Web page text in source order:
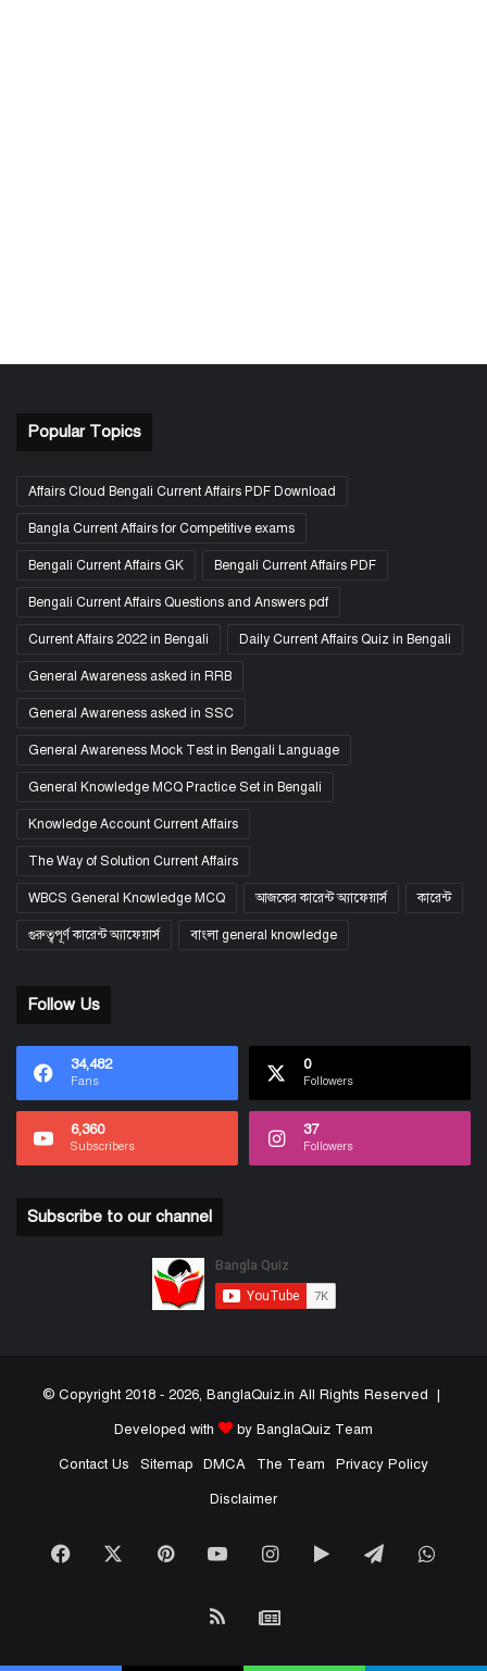
Popular Topics
Affairs Cloud Bengali Current Affairs PDF Download
Bangla Current Affairs for Competitive exams
Bengali Current Affairs GK Bengali Current Affairs PDF
Bengali Current Affairs Questions and Answers pdf
Current Affairs 2022 in Bengali Daily Current Affairs Quiz in Bengali
General Awareness asked in RRB
General Awareness asked in SSC
General Awareness Mock Test in Bengali Language
General Knowledge MCQ Practice Set in Bengali
Knowledge Account Current Affairs
The Way of Solution Current Affairs
WBCS General Knowledge MCQ আজকের কারেন্ট অ্যাফেয়ার্স কারেন্ট
গুরুত্বপূর্ণ কারেন্ট অ্যাফেয়ার্স বাংলা general knowledge
Follow Us
34,482
Fans
0
Followers
6,360
Subscribers
37
Followers
Subscribe to our channel
© Copyright 2018 - 2026, BanglaQuiz.in All Rights Reserved |
Developed with
by BanglaQuiz Team
Contact Us
Sitemap DMCA The Team
Privacy Policy
Disclaimer
Facebook PinterestYouTubeInstagram
GoogleTelegram
RSS Google